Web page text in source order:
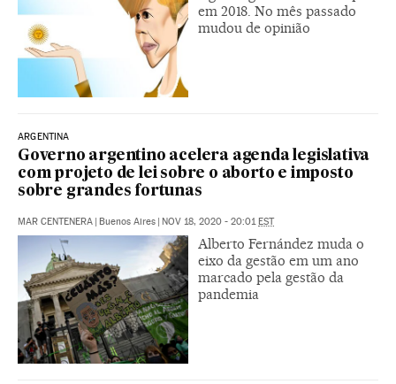
em 2018. No mês passado
mudou de opinião
ARGENTINA
Governo argentino acelera agenda legislativa
com projeto de lei sobre o aborto e imposto
sobre grandes fortunas
MAR CENTENERA | Buenos Aires | NOV 18, 2020 - 20:01EST
Alberto Fernández muda o
eixo da gestão em um ano
marcado pela gestão da
pandemia